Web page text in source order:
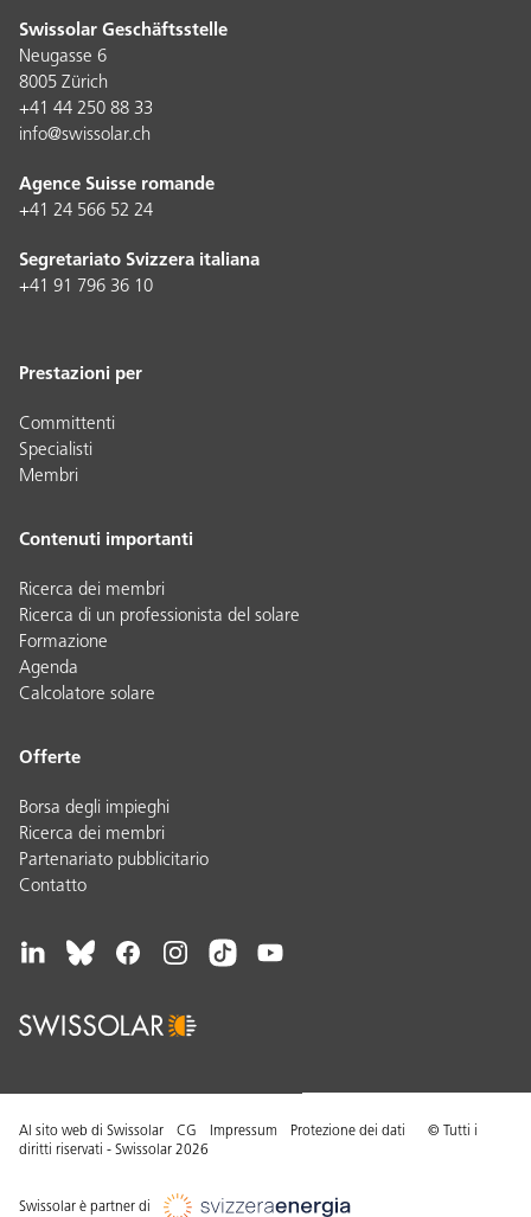
Swissolar Geschäftsstelle
Neugasse 6
8005 Zürich
+41 44 250 88 33
info@swissolar.ch
Agence Suisse romande
+41 24 566 52 24
Segretariato Svizzera italiana
+41 91 796 36 10
Prestazioni per
Committenti
Specialisti
Membri
Contenuti importanti
Ricerca dei membri
Ricerca di un professionista del solare
Formazione
Agenda
Calcolatore solare
Offerte
Borsa degli impieghi
Ricerca dei membri
Partenariato pubblicitario
Contatto
Al sito web di Swissolar CG Impressum Protezione dei dati
© Tutti i
diritti riservati - Swissolar 2026
Swissolar è partner di